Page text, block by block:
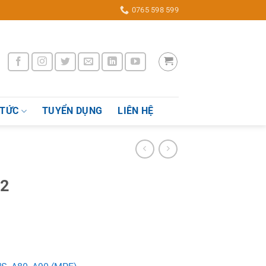
0765 598 599
TUYỂN DỤNG LIÊN HỆ